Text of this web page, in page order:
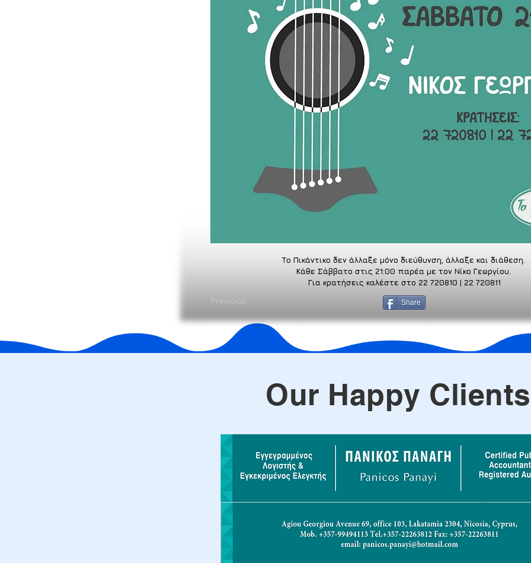
Το Πικάντικο δεν άλλαξε μόνο διεύθυνση, άλλαξε και διάθεση.
Κάθε Σάββατο στις 21:00 παρέα με τον Νίκο Γεωργίου.
Για κρατήσεις καλέστε στο 22 720810 | 22 720811
Previous Share
Our Happy Clients